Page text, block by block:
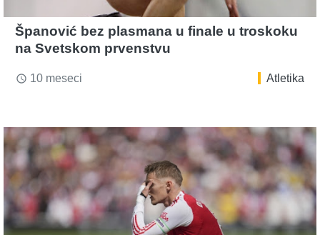
Španović bez plasmana u finale u troskoku
na Svetskom prvenstvu
access_time 10 meseci Atletika